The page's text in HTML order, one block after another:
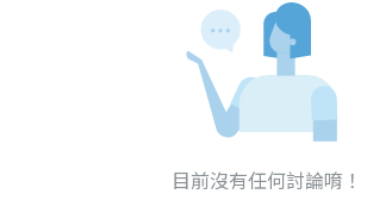
目前沒有任何討論唷！